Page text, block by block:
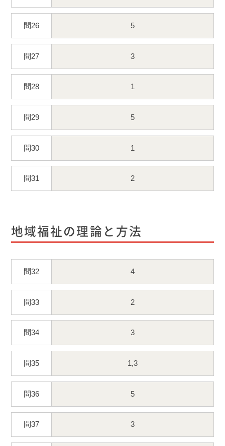
問26 5
問27 3
問28 1
問29 5
問30 1
問31 2
地域福祉の理論と方法
問32 4
問33 2
問34 3
問35 1,3
問36 5
問37 3